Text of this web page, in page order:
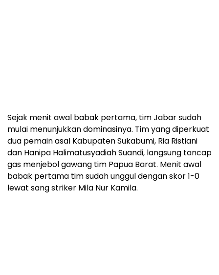
Sejak menit awal babak pertama, tim Jabar sudah
mulai menunjukkan dominasinya. Tim yang diperkuat
dua pemain asal Kabupaten Sukabumi, Ria Ristiani
dan Hanipa Halimatusyadiah Suandi, langsung tancap
gas menjebol gawang tim Papua Barat. Menit awal
babak pertama tim sudah unggul dengan skor 1-0
lewat sang striker Mila Nur Kamila.